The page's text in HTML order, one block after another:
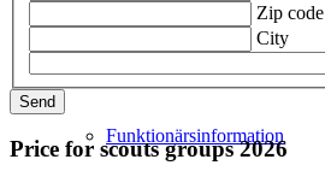
Funktionärsinformation
Zip code
City
Price for scouts groups 2026